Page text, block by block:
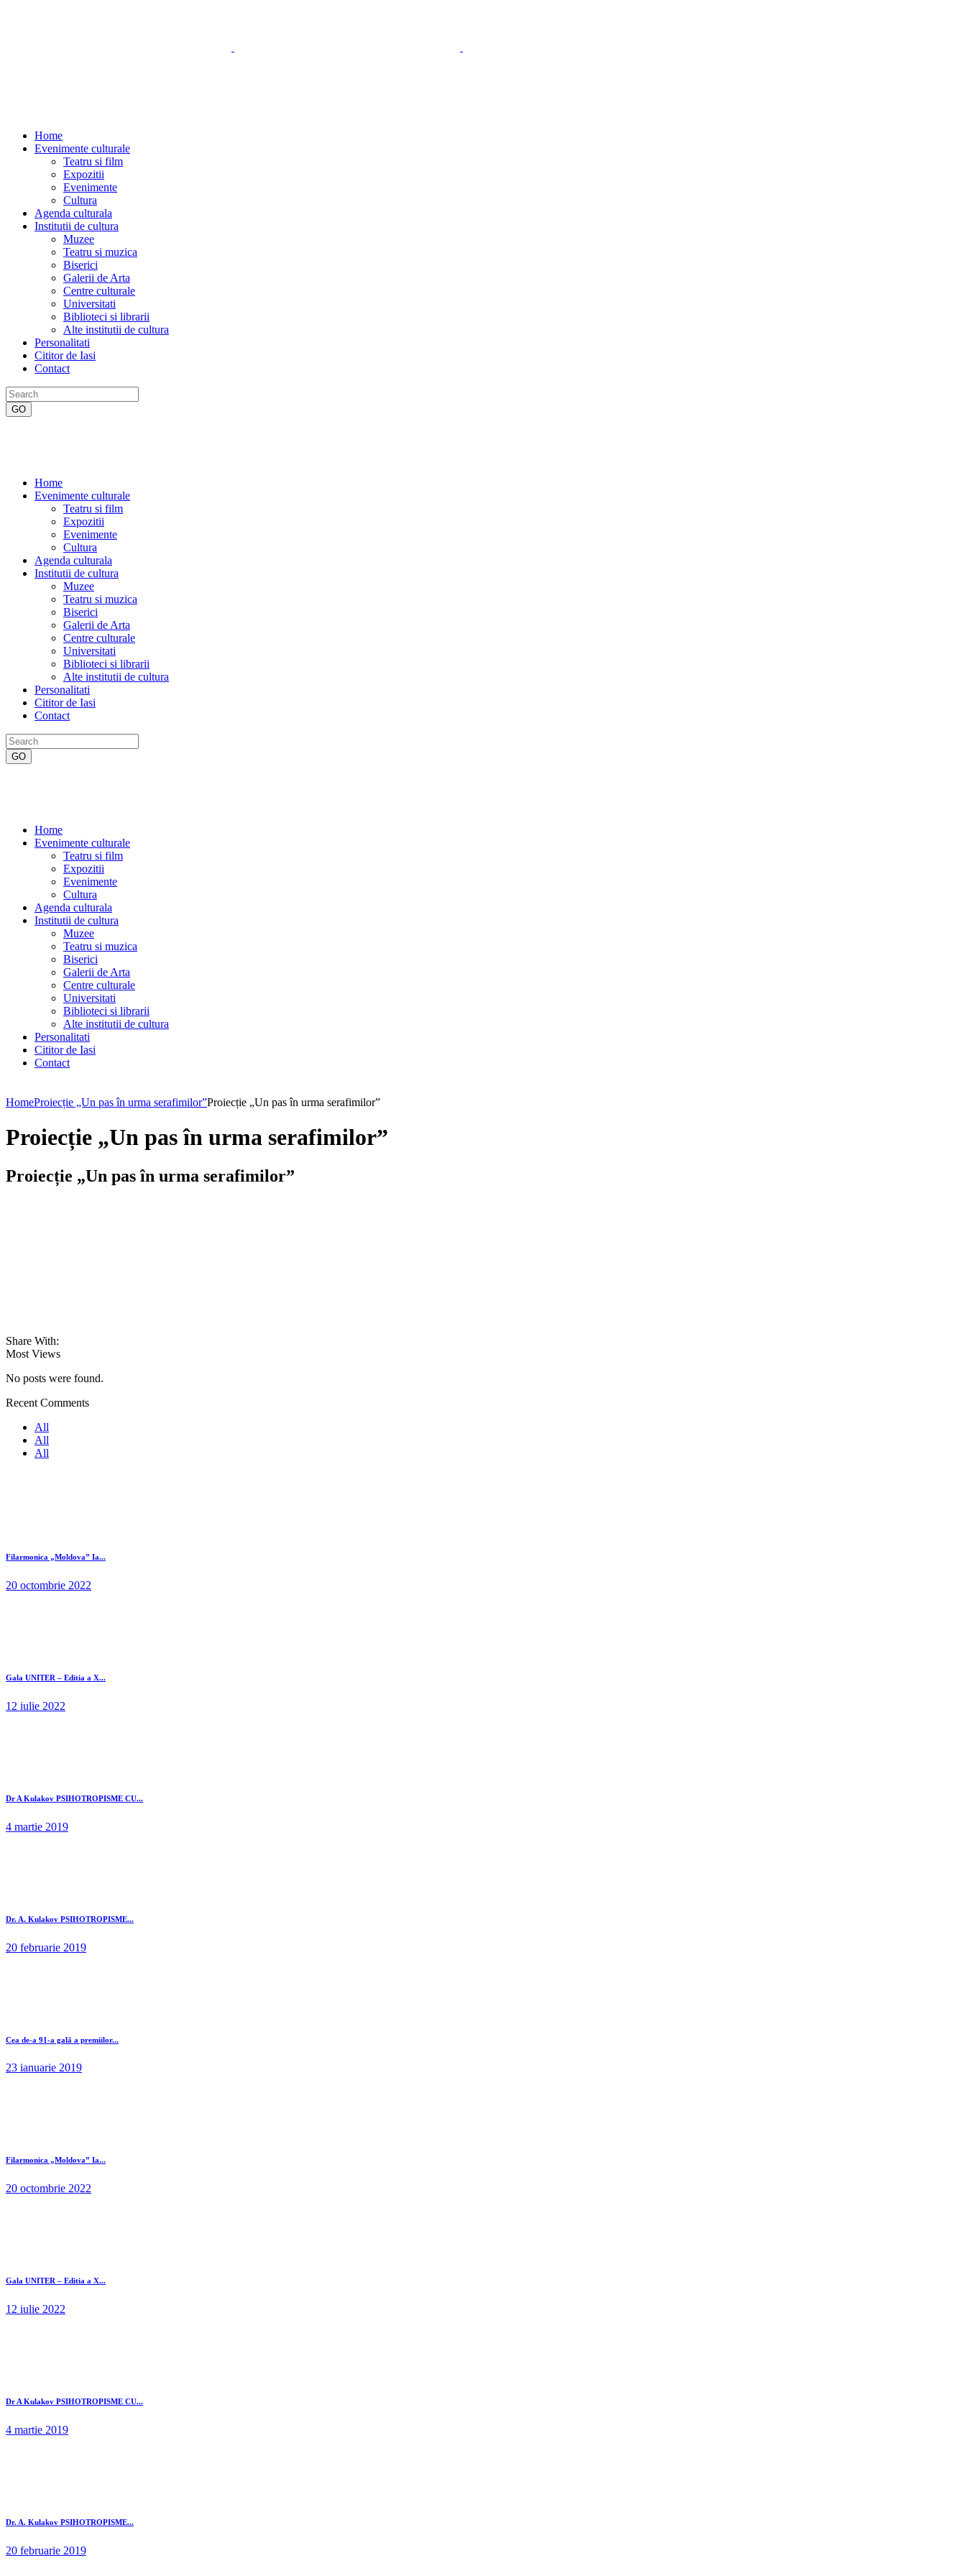
Home
Evenimente culturale
Teatru si film
Expozitii
Evenimente
Cultura
Agenda culturala
Institutii de cultura
Muzee
Teatru si muzica
Biserici
Galerii de Arta
Centre culturale
Universitati
Biblioteci si librarii
Alte institutii de cultura
Personalitati
Cititor de Iasi
Contact
Home
Evenimente culturale
Teatru si film
Expozitii
Evenimente
Cultura
Agenda culturala
Institutii de cultura
Muzee
Teatru si muzica
Biserici
Galerii de Arta
Centre culturale
Universitati
Biblioteci si librarii
Alte institutii de cultura
Personalitati
Cititor de Iasi
Contact
Home
Evenimente culturale
Teatru si film
Expozitii
Evenimente
Cultura
Agenda culturala
Institutii de cultura
Muzee
Teatru si muzica
Biserici
Galerii de Arta
Centre culturale
Universitati
Biblioteci si librarii
Alte institutii de cultura
Personalitati
Cititor de Iasi
Contact
HomeProiecție „Un pas în urma serafimilor”Proiecție „Un pas în urma serafimilor”
Proiecție „Un pas în urma serafimilor”
Proiecție „Un pas în urma serafimilor”
Share With:
Most Views
No posts were found.
Recent Comments
All
All
All
Filarmonica „Moldova” Ia...
20 octombrie 2022
Gala UNITER – Editia a X...
12 iulie 2022
Dr A Kulakov PSIHOTROPISME CU...
4 martie 2019
Dr. A. Kulakov PSIHOTROPISME...
20 februarie 2019
Cea de-a 91-a gală a premiilor...
23 ianuarie 2019
Filarmonica „Moldova” Ia...
20 octombrie 2022
Gala UNITER – Editia a X...
12 iulie 2022
Dr A Kulakov PSIHOTROPISME CU...
4 martie 2019
Dr. A. Kulakov PSIHOTROPISME...
20 februarie 2019